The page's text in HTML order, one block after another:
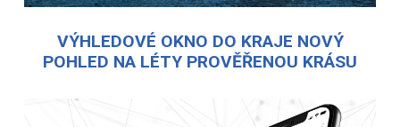
VÝHLEDOVÉ OKNO DO KRAJE NOVÝ
POHLED NA LÉTY PROVĚŘENOU KRÁSU